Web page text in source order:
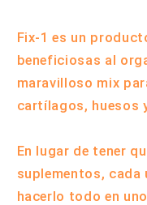
Fix-1 es un
beneficiosas al
maravilloso mix
cartílagos, huesos
En lugar de tener
suplementos, cada
hacerlo todo en